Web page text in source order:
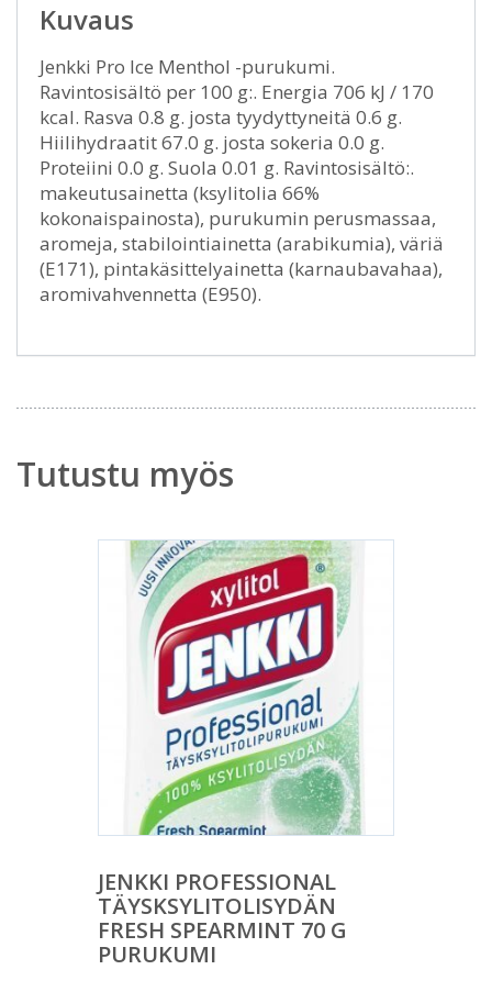
Kuvaus
Jenkki Pro Ice Menthol -purukumi.
Ravintosisältö per 100 g:. Energia 706 kJ / 170
kcal. Rasva 0.8 g. josta tyydyttyneitä 0.6 g.
Hiilihydraatit 67.0 g. josta sokeria 0.0 g.
Proteiini 0.0 g. Suola 0.01 g. Ravintosisältö:.
makeutusainetta (ksylitolia 66%
kokonaispainosta), purukumin perusmassaa,
aromeja, stabilointiainetta (arabikumia), väriä
(E171), pintakäsittelyainetta (karnaubavahaa),
aromivahvennetta (E950).
Tutustu myös
JENKKI PROFESSIONAL
TÄYSKSYLITOLISYDÄN
FRESH SPEARMINT 70 G
PURUKUMI